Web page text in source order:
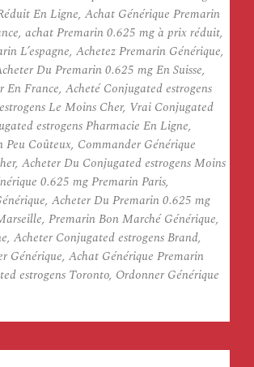
En Ligne, Achat Générique Premarin
achat Premarin 0.625 mg à prix réduit,
L’espagne, Achetez Premarin Générique,
Du Premarin 0.625 mg En Suisse,
France, Acheté Conjugated estrogens
Le Moins Cher, Vrai Conjugated
estrogens Pharmacie En Ligne,
Coûteux, Commander Générique
Acheter Du Conjugated estrogens Moins
0.625 mg Premarin Paris,
Acheter Du Premarin 0.625 mg
Premarin Bon Marché Générique,
Acheter Conjugated estrogens Brand,
Générique, Achat Générique Premarin
estrogens Toronto, Ordonner Générique